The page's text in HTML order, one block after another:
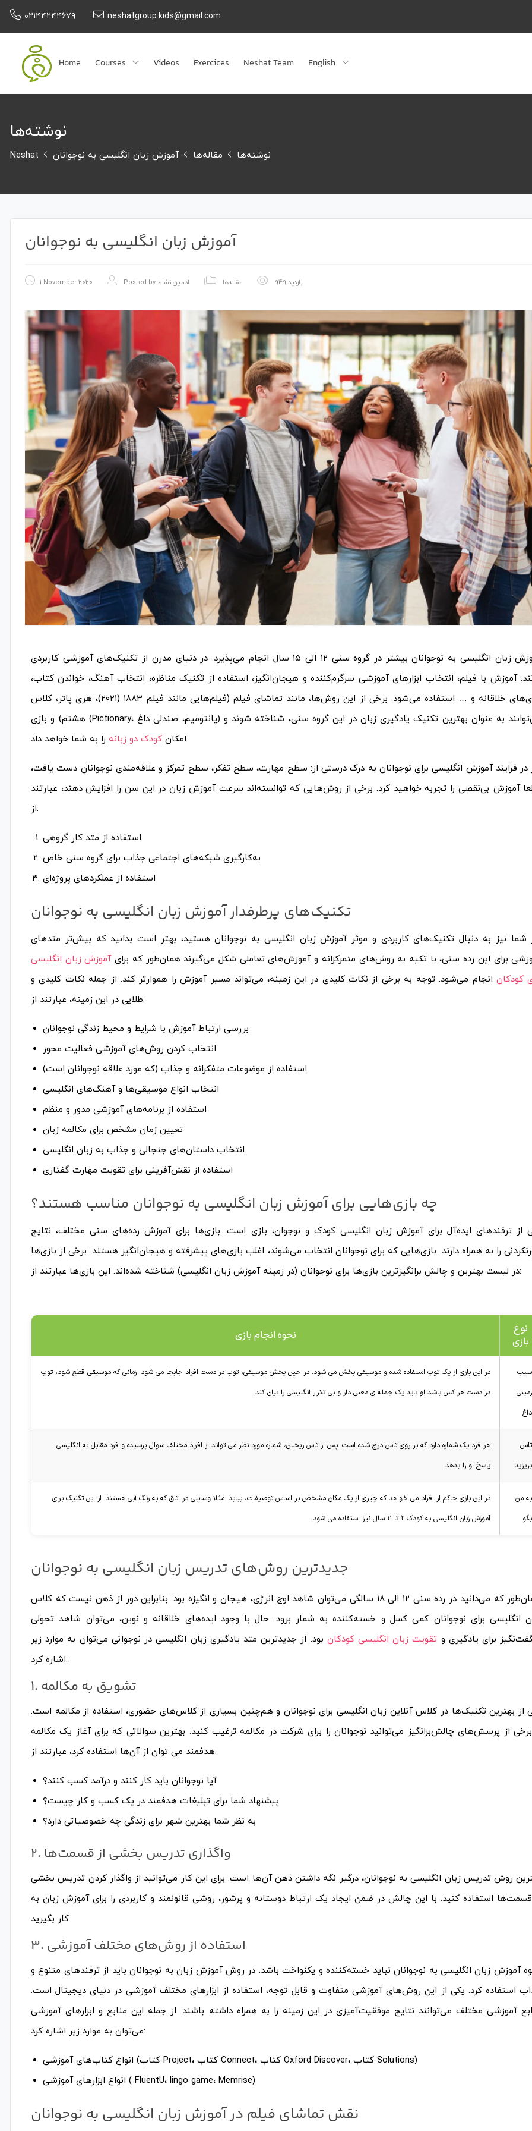
۰۲۱۴۴۲۴۴۶۷۹ neshatgroup.kids@gmail.com
Home Courses Videos Exercices Neshat Team English
نوشته‌ها
Neshat نوشته‌ها مقاله‌ها آموزش زبان انگلیسی به نوجوانان
آموزش زبان انگلیسی به نوجوانان
1 November 2020 Posted byادمین نشاط مقاله‌ها 949 بازدید
آموزش زبان انگلیسی به نوجوانان بیشتر در گروه سنی ۱۲ الی ۱۵ سال انجام می‌پذیرد. در دنیای مدرن از تکنیک‌های آموزشی کاربردی
آموزش با فیلم، انتخاب ابزارهای آموزشی سرگرم‌کننده و هیجان‌انگیز، استفاده از تکنیک مناظره، انتخاب آهنگ، خواندن کتاب،
بازی‌های خلاقانه و … استفاده می‌شود. برخی از این روش‌ها، مانند تماشای فیلم (فیلم‌هایی مانند فیلم ۱۸۸۳ (۲۰۲۱)، هری پاتر، کلاس
هشتم) و بازی (Pictionary، پانتومیم، صندلی داغ) می‌توانند به عنوان بهترین تکنیک یادگیری زبان در این گروه سنی، شناخته شوند و
امکان کودک دو زبانه را به شما خواهد داد.
در فرایند آموزش انگلیسی برای نوجوانان به درک درستی از: سطح مهارت، سطح تفکر، سطح تمرکز و علاقه‌مندی نوجوانان دست یافت،
آموزش بی‌نقصی را تجربه خواهید کرد. برخی از روش‌هایی که توانسته‌اند سرعت آموزش زبان در این سن را افزایش دهند، عبارتند
از:
استفاده از متد کار گروهی
به‌کارگیری شبکه‌های اجتماعی جذاب برای گروه سنی خاص
استفاده از عملکردهای پروژه‌ای
تکنیک‌های پرطرفدار آموزش زبان انگلیسی به نوجوانان
شما نیز به دنبال تکنیک‌های کاربردی و موثر آموزش زبان انگلیسی به نوجوانان هستید، بهتر است بدانید که بیش‌تر متدهای
برای این رده سنی، با تکیه به روش‌های متمرکزانه و آموزش‌های تعاملی شکل می‌گیرند همان‌طور که برایآموزش زبان انگلیسی
کودکان انجام می‌شود. توجه به برخی از نکات کلیدی در این زمینه، می‌تواند مسیر آموزش را هموارتر کند. از جمله نکات کلیدی و
طلایی در این زمینه، عبارتند از:
بررسی ارتباط آموزش با شرایط و محیط زندگی نوجوانان
انتخاب کردن روش‌های آموزشی فعالیت محور
استفاده از موضوعات متفکرانه و جذاب (که مورد علاقه نوجوانان است)
انتخاب انواع موسیقی‌ها و آهنگ‌های انگلیسی
استفاده از برنامه‌های آموزشی مدور و منظم
تعیین زمان مشخص برای مکالمه زبان
انتخاب داستان‌های جنجالی و جذاب به زبان انگلیسی
استفاده از نقش‌آفرینی برای تقویت مهارت گفتاری
چه بازی‌هایی برای آموزش زبان انگلیسی به نوجوانان مناسب هستند؟
از ترفندهای ایده‌آل برای آموزش زبان انگلیسی کودک و نوجوان، بازی است. بازی‌ها برای آموزش رده‌های سنی مختلف، نتایج
را به همراه دارند. بازی‌هایی که برای نوجوانان انتخاب می‌شوند، اغلب بازی‌های پیشرفته و هیجان‌انگیز هستند. برخی از بازی‌ها
در لیست بهترین و چالش برانگیزترین بازی‌ها برای نوجوانان (در زمینه آموزش زبان انگلیسی) شناخته شده‌اند. این بازی‌ها عبارتند از:
نوع
بازی
نحوه انجام بازی
سیب
زمینی
داغ
در این بازی از یک توپ استفاده شده و موسیقی پخش می شود. در حین پخش موسیقی، توپ در دست افراد جابجا می شود. زمانی که موسیقی قطع شود، توپ
در دست هر کس باشد او باید یک جمله ی معنی دار و بی تکرار انگلیسی را بیان کند.
تاس
بریزید
هر فرد یک شماره دارد که بر روی تاس درج شده است. پس از تاس ریختن، شماره مورد نظر می تواند از افراد مختلف سوال پرسیده و فرد مقابل به انگلیسی
پاسخ او را بدهد.
به من
بگو
در این بازی حاکم از افراد می خواهد که چیزی از یک مکان مشخص بر اساس توصیفات، بیابد. مثلا وسایلی در اتاق که به رنگ آبی هستند. از این تکنیک برای
آموزش زبان انگلیسی به کودک ۲ تا ۱۱ سال نیز استفاده می شود.
جدیدترین روش‌های تدریس زبان انگلیسی به نوجوانان
همان‌طور که می‌دانید در رده سنی ۱۲ الی ۱۸ سالگی می‌توان شاهد اوج انرژی، هیجان و انگیزه بود. بنابراین دور از ذهن نیست که کلاس
انگلیسی برای نوجوانان کمی کسل و خسته‌کننده به شمار برود. حال با وجود ایده‌های خلاقانه و نوین، می‌توان شاهد تحولی
برای یادگیری و تقویت زبان انگلیسی کودکان بود. از جدیدترین متد یادگیری زبان انگلیسی در نوجوانی می‌توان به موارد زیر
اشاره کرد:
۱. تشویق به مکالمه
از بهترین تکنیک‌‌ها در کلاس آنلاین زبان انگلیسی برای نوجوانان و هم‌چنین بسیاری از کلاس‌های حضوری، استفاده از مکالمه است.
برخی از پرسش‌های چالش‌برانگیز می‌توانید نوجوانان را برای شرکت در مکالمه ترغیب کنید. بهترین سوالاتی که برای آغاز یک مکالمه
هدفمند می توان از آن‌ها استفاده کرد، عبارتند از:
آیا نوجوانان باید کار کنند و درآمد کسب کنند؟
پیشنهاد شما برای تبلیغات هدفمند در یک کسب و کار چیست؟
به نظر شما بهترین شهر برای زندگی چه خصوصیاتی دارد؟
۲. واگذاری تدریس بخشی از قسمت‌ها
روش تدریس زبان انگلیسی به نوجوانان، درگیر نگه داشتن ذهن آن‌ها است. برای این کار می‌توانید از واگذار کردن تدریس بخشی
قسمت‌ها استفاده کنید. با این چالش در ضمن ایجاد یک ارتباط دوستانه و پرشور، روشی قانونمند و کاربردی را برای آموزش زبان به
کار بگیرید.
۳. استفاده از روش‌های مختلف آموزشی
آموزش زبان انگلیسی به نوجوانان نباید خسته‌کننده و یکنواخت باشد. در روش آموزش زبان به نوجوانان باید از ترفندهای متنوع و
استفاده کرد. یکی از این روش‌های آموزشی متفاوت و قابل توجه، استفاده از ابزارهای مختلف آموزشی در دنیای دیجیتال است.
آموزشی مختلف می‌توانند نتایج موفقیت‌آمیزی در این زمینه را به همراه داشته باشند. از جمله این منابع و ابزارهای آموزشی
می‌توان به موارد زیر اشاره کرد:
انواع کتاب‌های آموزشی (کتاب Project، کتاب Connect، کتاب Oxford Discover، کتاب Solutions)
انواع ابزارهای آموزشی ( FluentU، lingo game، Memrise)
نقش تماشای فیلم در آموزش زبان انگلیسی به نوجوانان